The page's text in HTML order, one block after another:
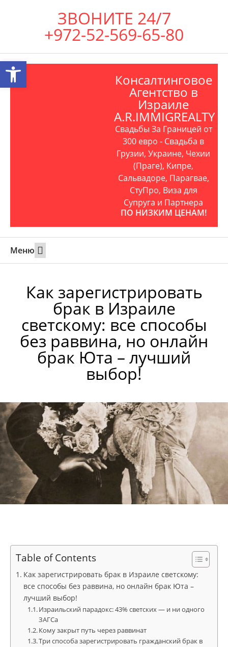
ЗВОНИТЕ 24/7
+972-52-569-65-80
Консалтинговое
Агентство в
Израиле
A.R.IMMIGREALTY
Свадьбы За Границей от
300 евро - Свадьба в
Грузии, Украине, Чехии
(Праге), Кипре,
Сальвадоре, Парагвае,
СтуПро, Виза для
Супруга и Партнера
ПО НИЗКИМ ЦЕНАМ!
Меню
Как зарегистрировать
брак в Израиле
светскому: все способы
без раввина, но онлайн
брак Юта – лучший
выбор!
Table of Contents
Как зарегистрировать брак в Израиле светскому:
все способы без раввина, но онлайн брак Юта –
лучший выбор!
Израильский парадокс: 43% светских — и ни одного
ЗАГСа
Кому закрыт путь через раввинат
Три способа зарегистрировать гражданский брак в
Открыть панель инструментов